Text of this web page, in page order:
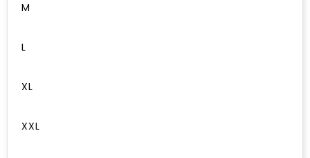
M
L
XL
XXL